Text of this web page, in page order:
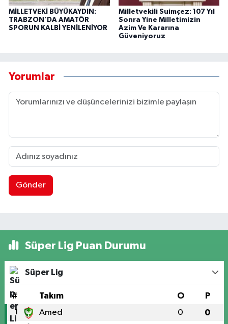
MİLLETVEKİ BÜYÜKAYDIN:
TRABZON’DA AMATÖR
SPORUN KALBİ YENİLENİYOR
Milletvekili Suimçez: 107 Yıl
Sonra Yine Milletimizin
Azim Ve Kararına
Güveniyoruz
Yorumlar
Gönder
Süper Lig Puan Durumu
Süper Lig
# Takım O P
1 Amed 0 0